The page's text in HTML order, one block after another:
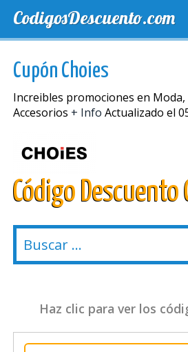
CodigosDescuento.com
Cupón Choies
Increibles promociones en
Accesorios + Info Actualizado el
Código Descuento
Haz clic para ver los